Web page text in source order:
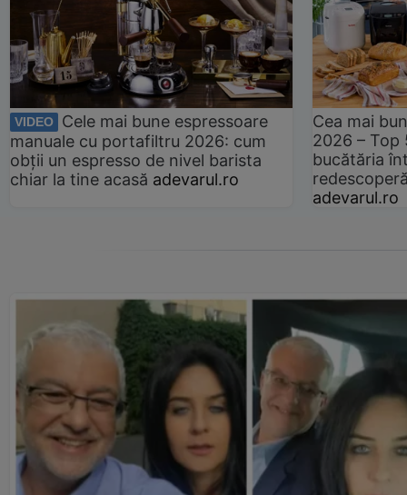
VIDEO
Cele mai bune espressoare
manuale cu portafiltru 2026: cum
obții un espresso de nivel barista
chiar la tine acasă adevarul.ro
Cea mai
2026 –
bucătăria
adevarul.ro